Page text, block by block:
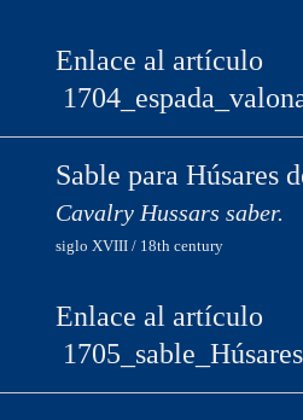
Enlace al artículo
Sable para Húsares
Cavalry Hussars saber.
siglo XVIII / 18th century
Enlace al artículo